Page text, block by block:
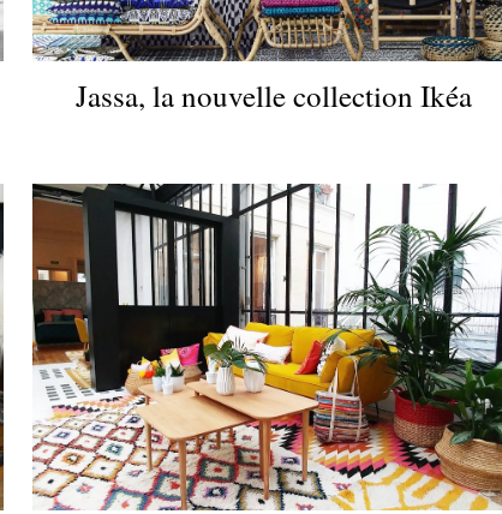
Jassa, la nouvelle collection Ikéa